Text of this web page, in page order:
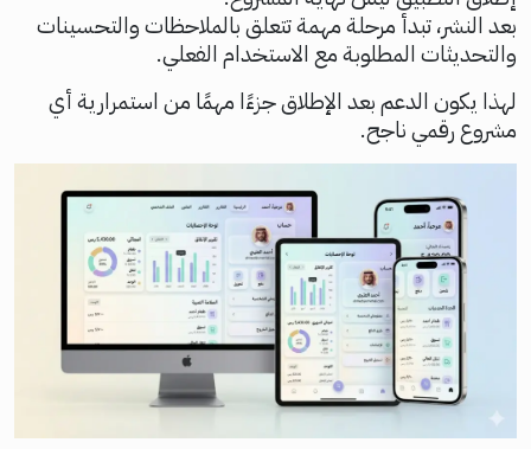
بعد النشر، تبدأ مرحلة مهمة تتعلق بالملاحظات والتحسينات
والتحديثات المطلوبة مع الاستخدام الفعلي.
لهذا يكون الدعم بعد الإطلاق جزءًا مهمًا من استمرارية أي
مشروع رقمي ناجح.